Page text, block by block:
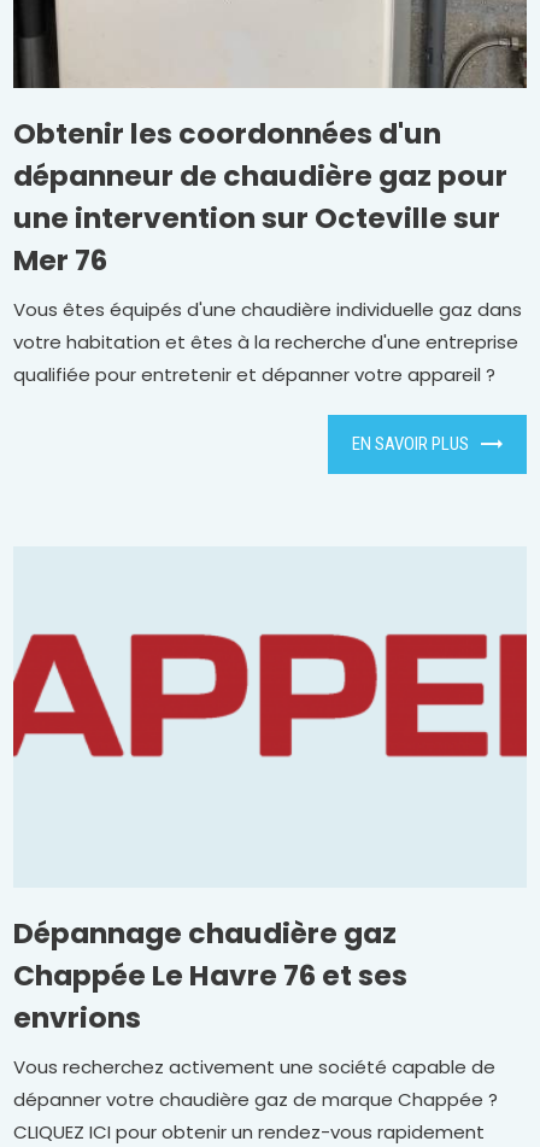
Obtenir les coordonnées d'un
dépanneur de chaudière gaz pour
une intervention sur Octeville sur
Mer 76
Vous êtes équipés d'une chaudière individuelle gaz dans
votre habitation et êtes à la recherche d'une entreprise
qualifiée pour entretenir et dépanner votre appareil ?
EN SAVOIR PLUS
Dépannage chaudière gaz
Chappée Le Havre 76 et ses
envrions
Vous recherchez activement une société capable de
dépanner votre chaudière gaz de marque Chappée ?
CLIQUEZ ICI pour obtenir un rendez-vous rapidement